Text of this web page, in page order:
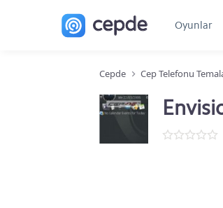
Oyunlar
Cepde Cep Telefonu